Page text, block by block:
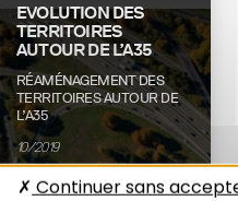
EVOLUTION DES
TERRITOIRES
AUTOUR DE L’A35
RÉAMÉNAGEMENT DES
TERRITOIRES AUTOUR DE
L’A35
10/2019
Continuer sans